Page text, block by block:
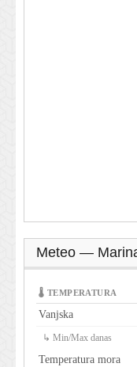
Meteo —
🌡 TEMPERATURA
Vanjska
↳ Min/Max danas
Temperatura mora